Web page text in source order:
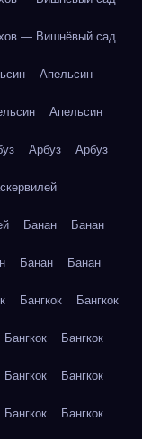
— Вишнёвый сад
Апельсин
Апельсин
Арбуз Арбуз
Банан Банан
Банан Банан
Бангкок Бангкок
Бангкок Бангкок
Бангкок Бангкок
Бангкок Бангкок